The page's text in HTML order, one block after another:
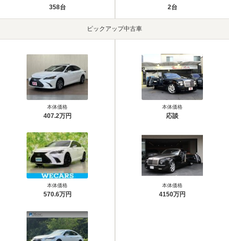
358台 2台
ピックアップ中古車
本体価格
407.2万円
本体価格
570.6万円
本体価格
応談
本体価格
4150万円